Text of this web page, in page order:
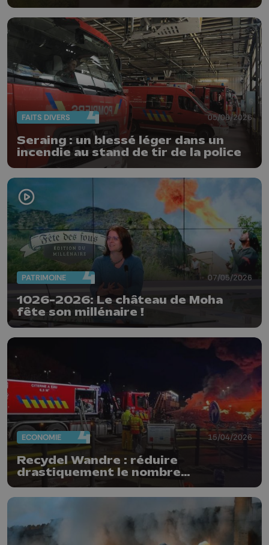
FAITS DIVERS 05/06/2026
Seraing : un blessé léger dans un
incendie au stand de tir de la police
PATRIMOINE 07/05/2026
1026-2026: Le château de Moha
fête son millénaire !
ECONOMIE 15/04/2026
Recydel Wandre : réduire
drastiquement le nombre
d'incendies